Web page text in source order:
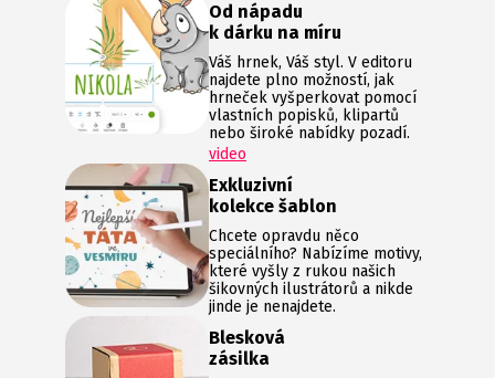
Od nápadu
k dárku na míru
Váš hrnek, Váš styl. V editoru
najdete plno možností, jak
hrneček vyšperkovat pomocí
vlastních popisků, klipartů
nebo široké nabídky pozadí.
video
Exkluzivní
kolekce šablon
Chcete opravdu něco
speciálního? Nabízíme motivy,
které vyšly z rukou našich
šikovných ilustrátorů a nikde
jinde je nenajdete.
Blesková
zásilka